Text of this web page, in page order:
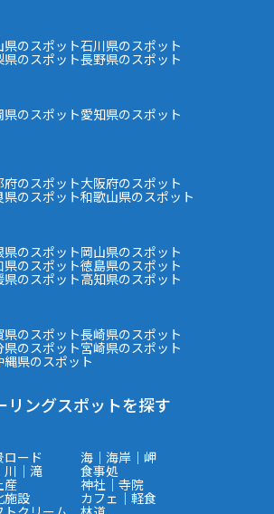
県のスポット石川県のスポット
県のスポット長野県のスポット
県のスポット愛知県のスポット
府のスポット大阪府のスポット
県のスポット和歌山県のスポット
県のスポット岡山県のスポット
県のスポット徳島県のスポット
県のスポット高知県のスポット
県のスポット長崎県のスポット
県のスポット宮崎県のスポット
縄県のスポット
リングスポットを探す
ロード 海｜海岸｜岬
川｜滝 食事処
産 神社｜寺院
施設 カフェ｜軽食